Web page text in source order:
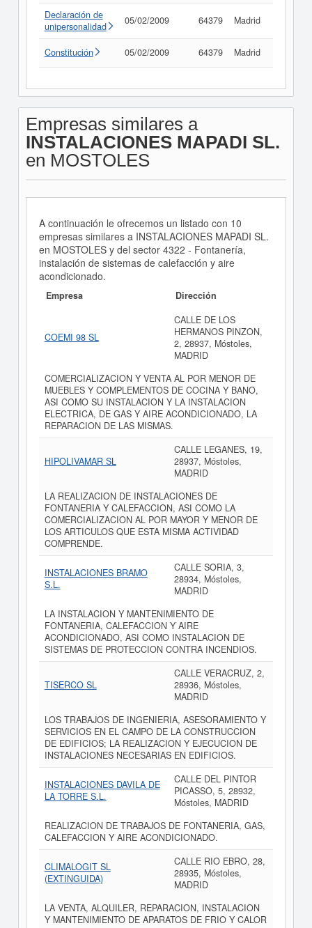
Declaración de
unipersonalidad
05/02/2009 64379 Madrid
Constitución 05/02/2009 64379 Madrid
Empresas similares a
INSTALACIONES MAPADI SL.
en MOSTOLES
A continuación le ofrecemos un listado con 10
empresas similares a INSTALACIONES MAPADI SL.
en MOSTOLES y del sector 4322 - Fontanería,
instalación de sistemas de calefacción y aire
acondicionado.
Empresa Dirección
COEMI 98 SL
CALLE DE LOS
HERMANOS PINZON,
2, 28937, Móstoles,
MADRID
COMERCIALIZACION Y VENTA AL POR MENOR DE
MUEBLES Y COMPLEMENTOS DE COCINA Y BANO,
ASI COMO SU INSTALACION Y LA INSTALACION
ELECTRICA, DE GAS Y AIRE ACONDICIONADO, LA
REPARACION DE LAS MISMAS.
HIPOLIVAMAR SL
CALLE LEGANES, 19,
28937, Móstoles,
MADRID
LA REALIZACION DE INSTALACIONES DE
FONTANERIA Y CALEFACCION, ASI COMO LA
COMERCIALIZACION AL POR MAYOR Y MENOR DE
LOS ARTICULOS QUE ESTA MISMA ACTIVIDAD
COMPRENDE.
INSTALACIONES BRAMO
S.L.
CALLE SORIA, 3,
28934, Móstoles,
MADRID
LA INSTALACION Y MANTENIMIENTO DE
FONTANERIA, CALEFACCION Y AIRE
ACONDICIONADO, ASI COMO INSTALACION DE
SISTEMAS DE PROTECCION CONTRA INCENDIOS.
TISERCO SL
CALLE VERACRUZ, 2,
28936, Móstoles,
MADRID
LOS TRABAJOS DE INGENIERIA, ASESORAMIENTO Y
SERVICIOS EN EL CAMPO DE LA CONSTRUCCION
DE EDIFICIOS; LA REALIZACION Y EJECUCION DE
INSTALACIONES NECESARIAS EN EDIFICIOS.
INSTALACIONES DAVILA DE
LA TORRE S.L.
CALLE DEL PINTOR
PICASSO, 5, 28932,
Móstoles, MADRID
REALIZACION DE TRABAJOS DE FONTANERIA, GAS,
CALEFACCION Y AIRE ACONDICIONADO.
CLIMALOGIT SL
(EXTINGUIDA)
CALLE RIO EBRO, 28,
28935, Móstoles,
MADRID
LA VENTA, ALQUILER, REPARACION, INSTALACION
Y MANTENIMIENTO DE APARATOS DE FRIO Y CALOR